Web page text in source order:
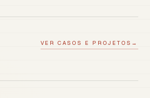
VER CASOS E PROJETOS →